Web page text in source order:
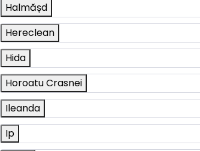
Halmășd
Hereclean
Hida
Horoatu Crasnei
Ileanda
Ip